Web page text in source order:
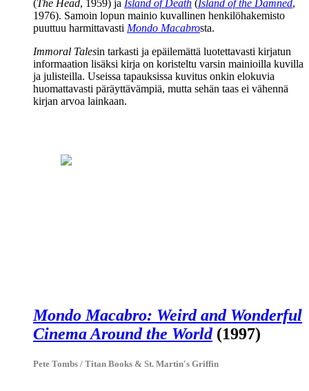
(The Head, 1959) ja Island of Death (Island of the Damned,
1976). Samoin lopun mainio kuvallinen henkilöhakemisto
puuttuu harmittavasti Mondo Macabrosta.
Immoral Talesin tarkasti ja epäilemättä luotettavasti kirjatun
informaation lisäksi kirja on koristeltu varsin mainioilla kuvilla
ja julisteilla. Useissa tapauksissa kuvitus onkin elokuvia
huomattavasti päräyttävämpiä, mutta sehän taas ei vähennä
kirjan arvoa lainkaan.
Mondo Macabro: Weird and Wonderful
Cinema Around the World(1997)
Pete Tombs / Titan Books & St. Martin's Griffin